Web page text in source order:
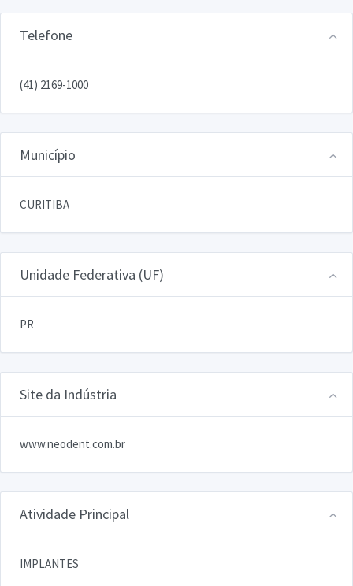
Telefone
(41) 2169-1000
Município
CURITIBA
Unidade Federativa (UF)
PR
Site da Indústria
www.neodent.com.br
Atividade Principal
IMPLANTES